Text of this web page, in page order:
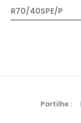
R70/40SPE/P
Partilhe :